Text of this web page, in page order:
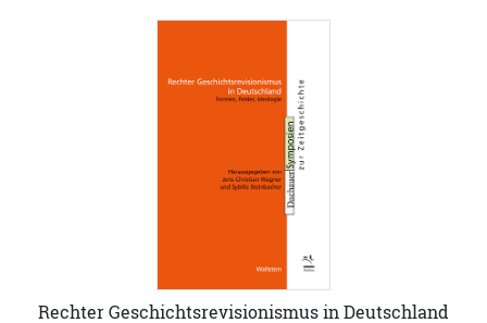
Rechter Geschichtsrevisionismus in Deutschland